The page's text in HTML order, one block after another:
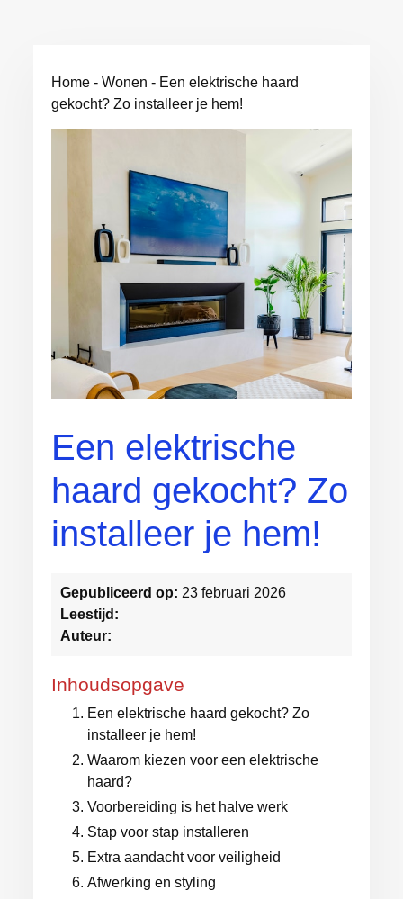
Home -Wonen - Een elektrische haard
gekocht? Zo installeer je hem!
Een elektrische
haard gekocht? Zo
installeer je hem!
Gepubliceerd op: 23 februari 2026
Leestijd:
Auteur:
Inhoudsopgave
Een elektrische haard gekocht? Zo
installeer je hem!
Waarom kiezen voor een elektrische
haard?
Voorbereiding is het halve werk
Stap voor stap installeren
Extra aandacht voor veiligheid
Afwerking en styling